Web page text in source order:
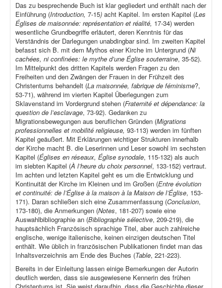
Das zu besprechende Buch ist klar gegliedert und enthält nach der
Einführung (Introduction, 7-15) acht Kapitel. Im ersten Kapitel (Les
Églises de maisonnée: représentation et réalité, 17-34) werden
wesentliche Grundbegriffe erläutert, deren Kenntnis für das
Verständnis der Darlegungen unabdingbar sind. Im zweiten Kapitel
befasst sich B. mit dem Mythos einer Kirche im Untergrund (Ni
cachées, ni confinées: le mythe d’une Église souterraine, 35-52).
Im Mittelpunkt des dritten Kapitels werden Fragen zu den
Freiheiten und den Zwängen der Frauen in der Frühzeit des
Christentums behandelt (La maisonnée, fabrique de féminisme?,
53-71), während im vierten Kapitel Überlegungen zum
Sklavenstand im Vordergrund stehen (Fraternité et dépendance: la
question de l’esclavage, 73-92). Gedanken zu
Migrationsbewegungen aus beruflichen Gründen (Migrations
professionnelles et mobilité religieuse, 93-113) werden im fünften
Kapitel geäußert. Mit Erklärungen wichtiger Strukturen innerhalb
der Kirche macht B. die Leserinnen und Leser sowohl im sechsten
Kapitel (Églises en réseaux, Église synodale, 115-132) als auch
im siebten Kapitel (À l’heure du choix personnel, 133-152) vertraut.
Im achten und letzten Kapitel geht es um die Entwicklung und
Kontinuität der Kirche im Kleinen und im Großen (Entre évolution
et continuité: de l’Église à la maison à la Maison de l’Église, 153-
171). Daran schließen sich eine Zusammenfassung (Conclusion,
173-180), die Anmerkungen (Notes, 181-207) sowie eine
Auswahlbibliographie an (Bibliographie sélective, 209-219), die
hauptsächlich Französisch sprachige Titel, aber auch zahlreiche
englische, wenige italienische, keinen einzigen deutschen Titel
enthält. Wie üblich in französischen Publikationen findet man das
Inhaltsverzeichnis am Ende des Buches (Table, 221-223).
Bereits in der Einleitung lassen einige Bemerkungen der Autorin
deutlich werden, dass sie ausgewiesene Kennerin des frühen